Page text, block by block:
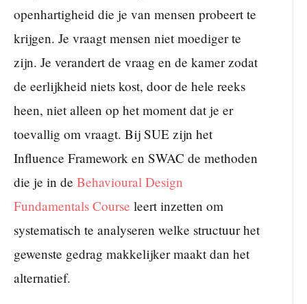
openhartigheid die je van mensen probeert te
krijgen. Je vraagt mensen niet moediger te
zijn. Je verandert de vraag en de kamer zodat
de eerlijkheid niets kost, door de hele reeks
heen, niet alleen op het moment dat je er
toevallig om vraagt. Bij SUE zijn het
Influence Framework en SWAC de methoden
die je in de Behavioural Design
Fundamentals Course leert inzetten om
systematisch te analyseren welke structuur het
gewenste gedrag makkelijker maakt dan het
alternatief.